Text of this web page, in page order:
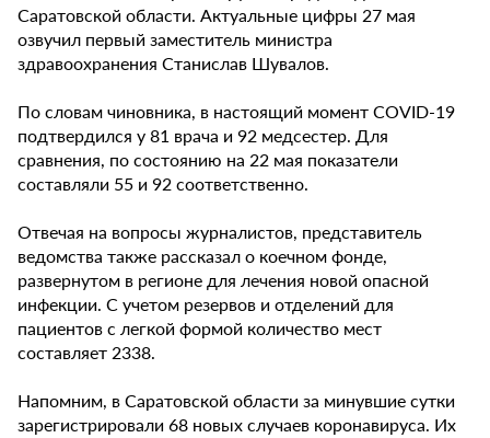
Саратовской области. Актуальные цифры 27 мая
озвучил первый заместитель министра
здравоохранения Станислав Шувалов.
По словам чиновника, в настоящий момент COVID-19
подтвердился у 81 врача и 92 медсестер. Для
сравнения, по состоянию на 22 мая показатели
составляли 55 и 92 соответственно.
Отвечая на вопросы журналистов, представитель
ведомства также рассказал о коечном фонде,
развернутом в регионе для лечения новой опасной
инфекции. С учетом резервов и отделений для
пациентов с легкой формой количество мест
составляет 2338.
Напомним, в Саратовской области за минувшие сутки
зарегистрировали 68 новых случаев коронавируса. Их